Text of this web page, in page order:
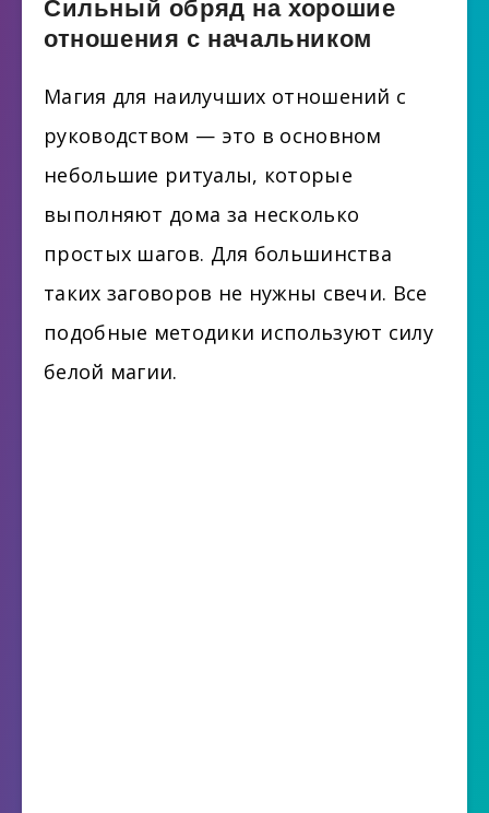
Сильный обряд на хорошие
отношения с начальником
Магия для наилучших отношений с
руководством — это в основном
небольшие ритуалы, которые
выполняют дома за несколько
простых шагов. Для большинства
таких заговоров не нужны свечи. Все
подобные методики используют силу
белой магии.